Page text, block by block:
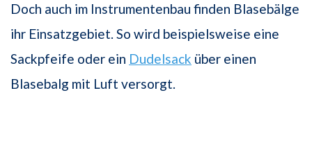
Doch auch im Instrumentenbau finden Blasebälge
ihr Einsatzgebiet. So wird beispielsweise eine
Sackpfeife oder ein Dudelsack über einen
Blasebalg mit Luft versorgt.